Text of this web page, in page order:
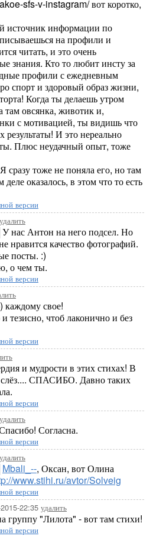
sfs-v-instagram/ вот коротко,
источник информации по
на профили и
читать, и это очень
знания. Кто то любит инсту за
профили с ежедневным
спорт и здоровый образ жизни,
Когда ты делаешь утром
там овсянка, животик и,
с мотивацией, ты видишь что
И это нереально
Плюс неудачный опыт, тоже
тоже не поняла его, но там
оказалось, в этом что то есть
версии
удалить
У нас Антон на него подсел. Но
нравится качество фотографий.
посты. :)
о чем ты.
версии
каждому свое!
тезисно, чтоб лаконично и без
версии
и мудрости в этих стихах! В
слёз.... СПАСИБО. Давно таких
версии
удалить
Согласна.
версии
удалить
Mbali_--, Оксан, вот Олина
www.stihi.ru/avtor/Solveig
версии
22:35 удалить
группу "Лилота" - вот там стихи!
версии